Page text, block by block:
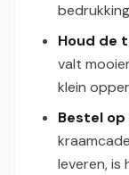
Houd de
valt
klein
Bestel
leveren, is